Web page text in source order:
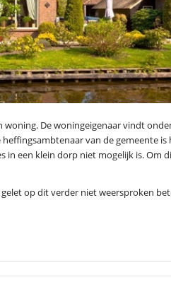
De woningeigenaar vindt
van de gemeente
een klein dorp niet mogelijk is. Om
op dit verder niet weersproken